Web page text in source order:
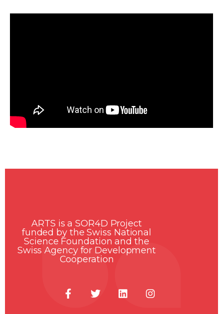
ARTS is a SOR4D Project
funded by the Swiss National
Science Foundation and the
Swiss Agency for Development
Cooperation